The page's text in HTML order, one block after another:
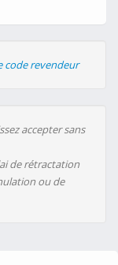
code revendeur
accepter sans
de rétractation
ou de